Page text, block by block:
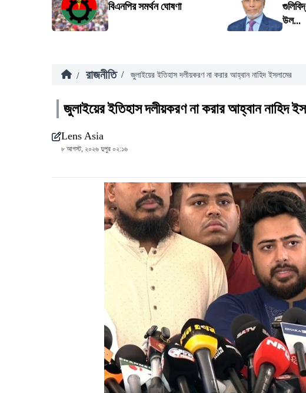
বিএনপির সমর্থন ঘোষণা
উল...
/ রাজনীতি / জুলাইয়ের ইতিহাস দলীয়করণ না করার আহ্বান নাহিদ ইসলামের
জুলাইয়ের ইতিহাস দলীয়করণ না করার আহ্বান নাহিদ
Lens Asia
৮ আগস্ট, ২০২৬ দুপুর ০২:১৬